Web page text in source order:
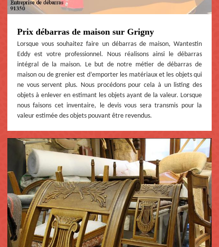
Prix débarras de maison sur Grigny
Lorsque vous souhaitez faire un débarras de maison, Wantestin
Eddy est votre professionnel. Nous réalisons ainsi le débarras
intégral de la maison. Le but de notre métier de débarras de
maison ou de grenier est d’emporter les matériaux et les objets qui
ne vous servent plus. Nous procédons pour cela à un listing des
objets à enlever en estimant les objets ayant de la valeur. Lorsque
nous faisons cet inventaire, le devis vous sera transmis pour la
valeur estimée des objets pouvant être revendus.